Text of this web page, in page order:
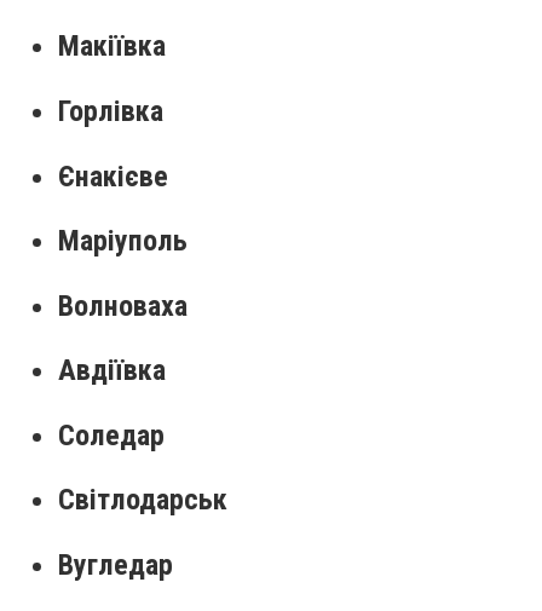
Макіївка
Горлівка
Єнакієве
Маріуполь
Волноваха
Авдіївка
Соледар
Світлодарськ
Вугледар